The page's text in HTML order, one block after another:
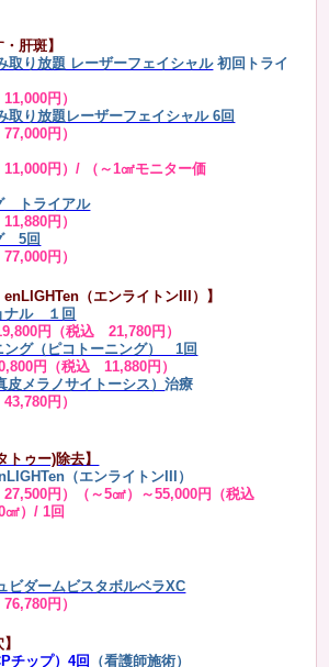
肝斑】
取り放題 レーザーフェイシャル 初回トライ
円）
取り放題レーザーフェイシャル 6回
円）
円）/ （～1㎠モニター価
トライアル
円）
5回
円）
（エンライトンIII）】
ナル １回
円（税込 21,780円）
ング（ピコトーニング） 1回
円（税込 11,880円）
皮メラノサイトーシス）治療
円）
トゥー)除去】
（エンライトンIII）
円）（～5㎠）～55,000円（税込
㎠）/ 1回
ビダームビスタボルベラXC
円）
チップ）4回 （看護師施術）